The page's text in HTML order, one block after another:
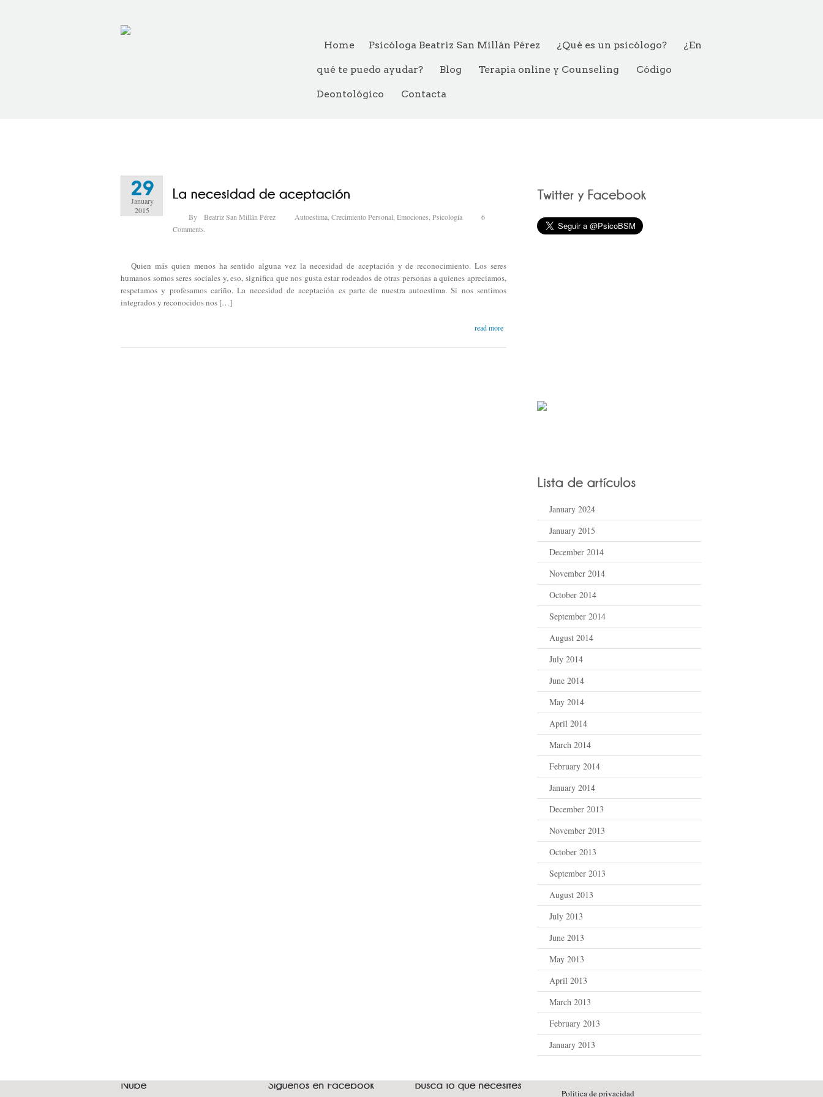
Home Psicóloga Beatriz San Millán Pérez ¿Qué es un psicólogo? ¿En
qué te puedo ayudar? Blog Terapia online y Counseling Código
Deontológico Contacta
29
January
2015
By Beatriz San Millán Pérez Autoestima Crecimiento Personal Emociones Psicología
6
Comments.
Quien más quien menos ha sentido alguna vez la necesidad de aceptación y de reconocimiento. Los seres
humanos somos seres sociales y, eso, significa que nos gusta estar rodeados de otras personas a quienes apreciamos,
respetamos y profesamos cariño. La necesidad de aceptación es parte de nuestra autoestima. Si nos sentimos
integrados y reconocidos nos […]
read more
January 2024
January 2015
December 2014
November 2014
October 2014
September 2014
August 2014
July 2014
June 2014
May 2014
April 2014
March 2014
February 2014
January 2014
December 2013
November 2013
October 2013
September 2013
August 2013
July 2013
June 2013
May 2013
April 2013
March 2013
February 2013
January 2013
Politica de privacidad